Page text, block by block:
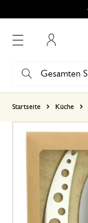
Startseite Küche